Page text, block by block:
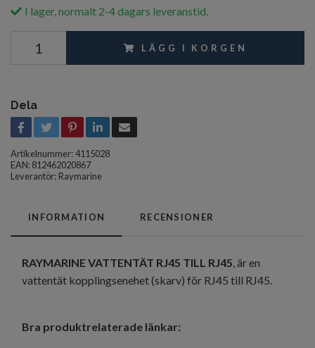
I lager, normalt 2-4 dagars leveranstid.
LÄGG I KORGEN
Dela
Artikelnummer:4115028
EAN: 812462020867
Leverantör: Raymarine
INFORMATION RECENSIONER
RAYMARINE VATTENTÄT RJ45 TILL RJ45, är en
vattentät kopplingsenehet (skarv) för RJ45 till RJ45.
Bra produktrelaterade länkar: